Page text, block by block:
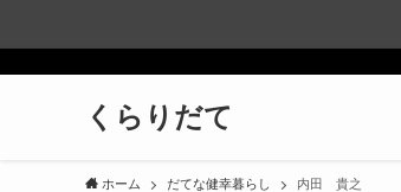
くらりだて
ホーム だてな健幸暮らし 内田 貴之